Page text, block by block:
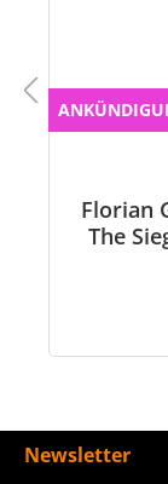
Florian
The
Newsletter